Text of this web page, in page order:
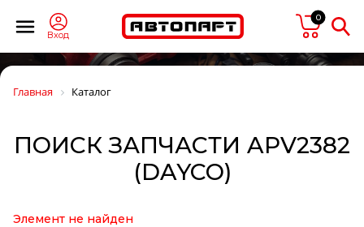
Вход
0
Главная Каталог
ПОИСК ЗАПЧАСТИ APV2382
(DAYCO)
Элемент не найден